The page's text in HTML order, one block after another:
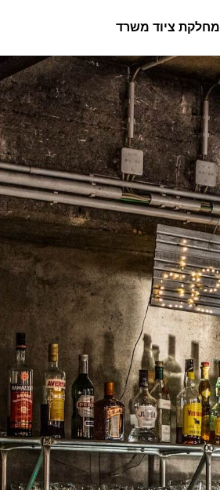
מחלקת ציוד משרד